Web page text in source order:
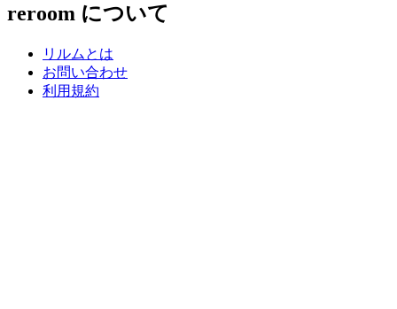
reroom について
リルムとは
お問い合わせ
利用規約